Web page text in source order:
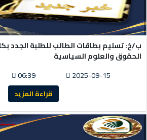
ب/خ: تسليم بطاقات الطالب للطلبة الجدد
الحقوق والعلوم السياسية
2025-09-15
06:39
قراءة المزيد